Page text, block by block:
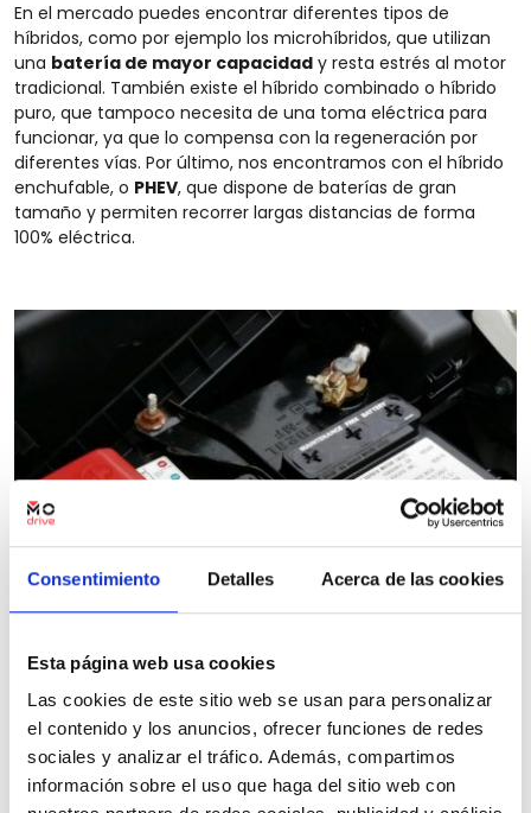
Consentimiento Detalles Acerca de las cookies
Esta página web usa cookies
Las cookies de este sitio web se usan para personalizar
el contenido y los anuncios, ofrecer funciones de redes
sociales y analizar el tráfico. Además, compartimos
información sobre el uso que haga del sitio web con
En el mercado puedes encontrar diferentes tipos de
híbridos, como por ejemplo los microhíbridos, que utilizan
una batería de mayor capacidad y resta estrés al motor
tradicional. También existe el híbrido combinado o híbrido
puro, que tampoco necesita de una toma eléctrica para
funcionar, ya que lo compensa con la regeneración por
diferentes vías. Por último, nos encontramos con el híbrido
enchufable, o PHEV, que dispone de baterías de gran
tamaño y permiten recorrer largas distancias de forma
100% eléctrica.